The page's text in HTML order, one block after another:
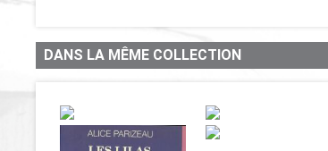
DANS LA MÊME COLLECTION